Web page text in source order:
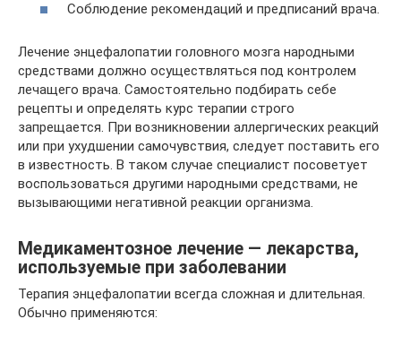
Соблюдение рекомендаций и предписаний врача.
Лечение энцефалопатии головного мозга народными
средствами должно осуществляться под контролем
лечащего врача. Самостоятельно подбирать себе
рецепты и определять курс терапии строго
запрещается. При возникновении аллергических реакций
или при ухудшении самочувствия, следует поставить его
в известность. В таком случае специалист посоветует
воспользоваться другими народными средствами, не
вызывающими негативной реакции организма.
Медикаментозное лечение — лекарства,
используемые при заболевании
Терапия энцефалопатии всегда сложная и длительная.
Обычно применяются: